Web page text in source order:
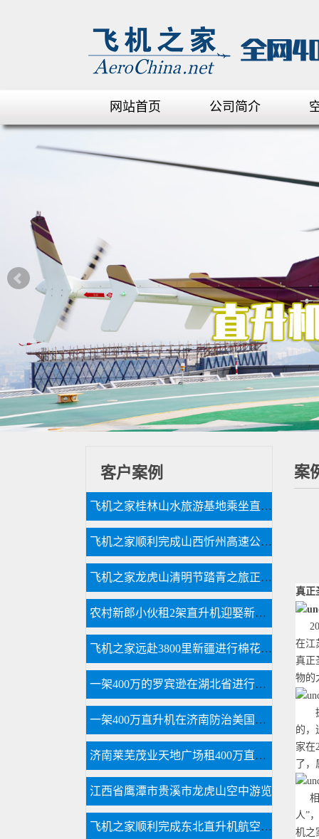
网站首页 公司简介
案
真正
在江
真正
物的
的，
家在
了，
人”
机之
客户案例
飞机之家桂林山水旅游基地乘坐直升飞机俯瞰看桂林山水你值得拥有
飞机之家顺利完成山西忻州高速公路应急救援演练
飞机之家龙虎山清明节踏青之旅正式开启
农村新郎小伙租2架直升机迎娶新娘相恋7年婚礼十分浪漫
飞机之家远赴3800里新疆进行棉花飞防作业
一架400万的罗宾逊在湖北省进行空中巡查
一架400万直升机在济南防治美国白蛾
济南莱芜茂业天地广场租400万直升机进行商业庆典
江西省鹰潭市贵溪市龙虎山空中游览
飞机之家顺利完成东北直升机航空测绘